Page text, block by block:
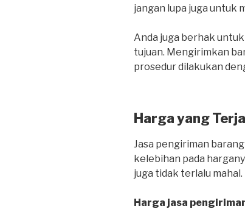
jangan lupa juga untuk
Anda juga berhak
tujuan. Mengirimkan
prosedur dilakukan
Harga yang
Jasa pengiriman
kelebihan pada
juga tidak terlalu mahal.
Harga jasa